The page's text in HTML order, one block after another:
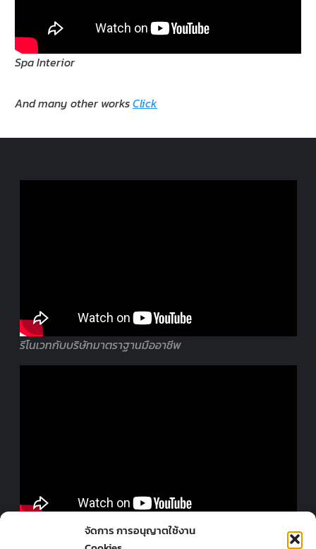
จัดการ การอนุญาตใช้งาน
Spa Interior
And many other worksClick
รีโนเวทกับบริษัทมาตราฐานมืออาชีพ
ออกแบบร้านโดยมืออาชีพ